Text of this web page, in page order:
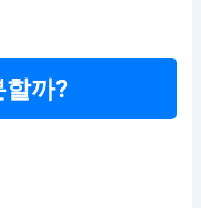
할까?